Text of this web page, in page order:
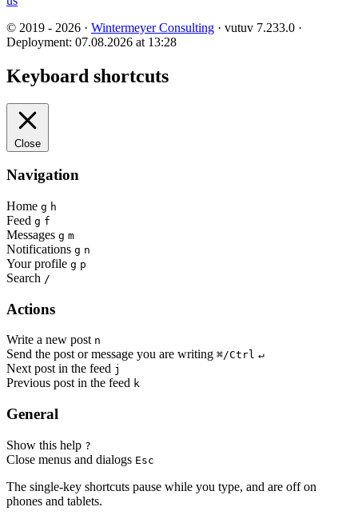
© 2019 - 2026 · Wintermeyer Consulting · vutuv 7.233.0 ·
Deployment: 07.08.2026 at 13:28
Keyboard shortcuts
Close
Navigation
Home g h
Feed g f
Messages g m
Notifications g n
Your profile g p
Search /
Actions
Write a new post n
Send the post or message you are writing ⌘/Ctrl ↵
Next post in the feed j
Previous post in the feed k
General
Show this help ?
Close menus and dialogs Esc
The single-key shortcuts pause while you type, and are off on
phones and tablets.